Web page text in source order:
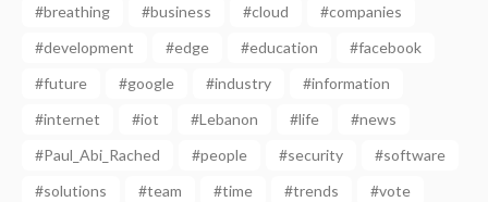
#breathing #business #cloud
#companies
#development
#edge #education
#facebook
#future
#google #industry
#information
#internet
#iot #Lebanon #life
#news
#Paul_Abi_Rached
#people #security
#software
#solutions
#team #time #trends
#vote